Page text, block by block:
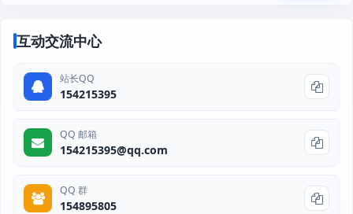
互动交流中心
站长QQ
154215395
QQ 邮箱
154215395@qq.com
QQ 群
154895805